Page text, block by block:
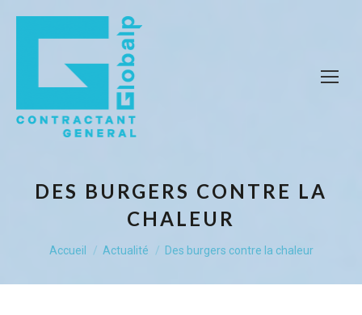
DES BURGERS CONTRE LA
CHALEUR
Vous êtes ici :
Accueil Actualité Des burgers contre la chaleur